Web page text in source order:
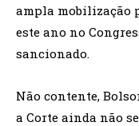
ampla mobilização
este ano no
sancionado.
Não contente,
a Corte ainda não